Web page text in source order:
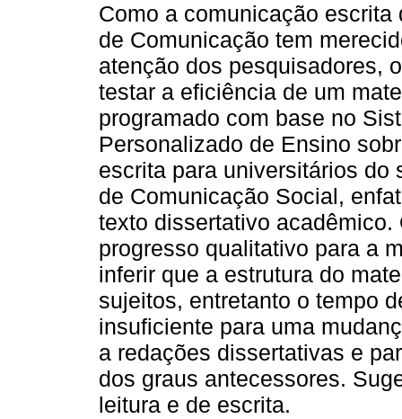
Como a comunicação escrita
de Comunicação tem
atenção dos pesquisadores,
testar a eficiência de um
programado com base no
Personalizado de Ensino
escrita para universitários do
de Comunicação Social,
texto dissertativo
progresso qualitativo para a
inferir que a estrutura do
sujeitos, entretanto o tempo
insuficiente para uma
a redações dissertativas e
dos graus antecessores.
leitura e de escrita.